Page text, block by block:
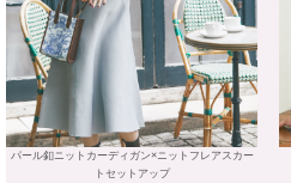
パール釦ニットカーディガン×ニットフレアスカー
トセットアップ